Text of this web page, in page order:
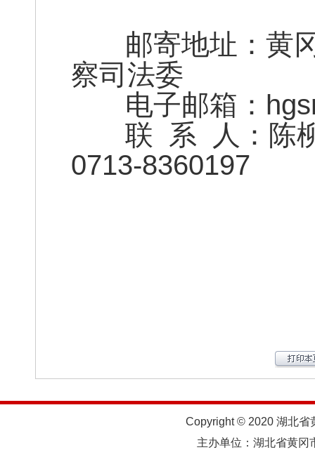
邮寄地址：黄冈
察司法委
电子邮箱：
联 系 人
0713-8360197
Copyright © 2020 湖北省
主办单位：湖北省黄